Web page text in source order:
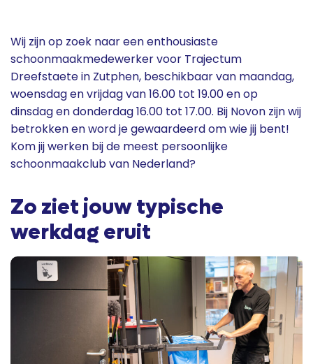
Wij zijn op zoek naar een enthousiaste
schoonmaakmedewerker voor Trajectum
Dreefstaete in Zutphen, beschikbaar van maandag,
woensdag en vrijdag van 16.00 tot 19.00 en op
dinsdag en donderdag 16.00 tot 17.00. Bij Novon zijn wij
betrokken en word je gewaardeerd om wie jij bent!
Kom jij werken bij de meest persoonlijke
schoonmaakclub van Nederland?
Zo ziet jouw typische
werkdag eruit